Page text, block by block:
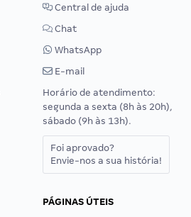
Central de ajuda
Chat
WhatsApp
E-mail
Horário de atendimento:
segunda a sexta (8h às 20h),
sábado (9h às 13h).
Foi aprovado?
Envie-nos a sua história!
PÁGINAS ÚTEIS